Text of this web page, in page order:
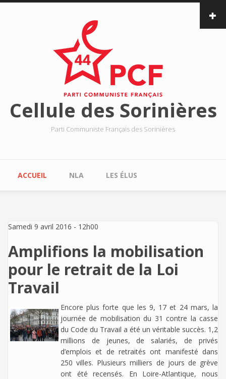
Aller au contenu principal
Cellule des Sorinières
Parti Communiste Français des Sorinières
Menu principal
ACCUEIL NLA LES ÉLUS
Samedi 9 avril 2016 - 12h00
Amplifions la mobilisation
pour le retrait de la Loi
Travail
Encore plus forte que les 9, 17 et 24 mars, la
journée de mobilisation du 31 contre la casse
du Code du Travail a été un véritable succès. 1,2
millions de jeunes, de salariés, de privés
d’emplois et de retraités ont manifesté dans
250 villes. Plusieurs milliers de jours de grève
ont été recensés. En Loire-Atlantique, nous